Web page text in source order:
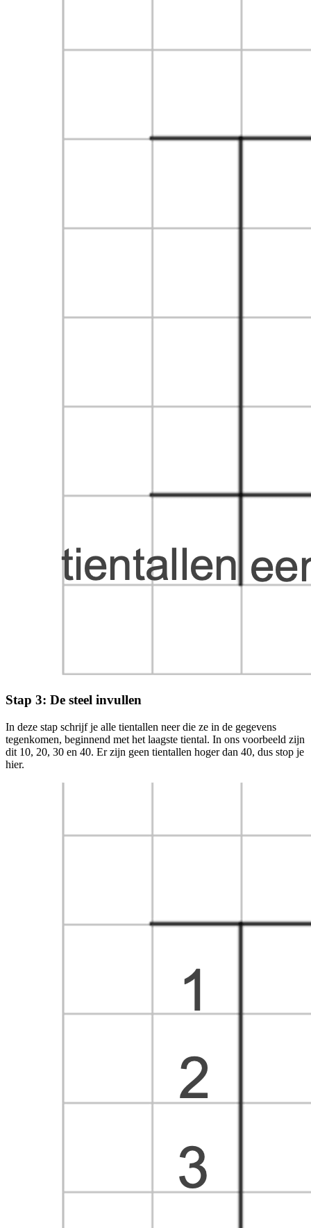
Stap 3: De steel invullen
In deze stap schrijf je alle tientallen neer die ze in de gegevens
tegenkomen, beginnend met het laagste tiental. In ons voorbeeld zijn
dit 10, 20, 30 en 40. Er zijn geen tientallen hoger dan 40, dus stop je
hier.